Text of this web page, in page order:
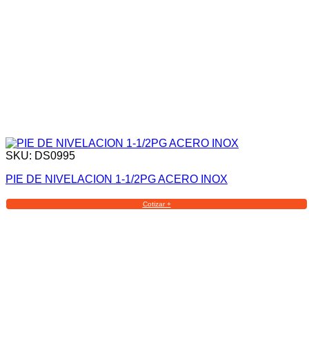
SKU: DS0995
PIE DE NIVELACION 1-1/2PG ACERO INOX
Cotizar +